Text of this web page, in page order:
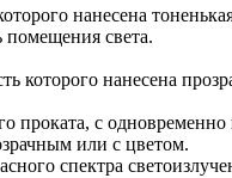
нанесена
помещения света.
которого нанесена
с
или с цветом.
спектра